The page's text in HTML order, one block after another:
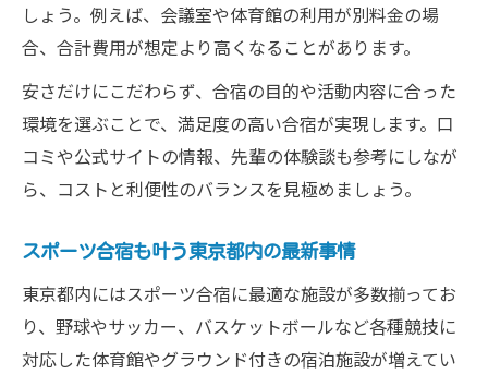
大学生合宿体験談から学ぶ成功の秘訣
東京都内合宿施設を活用した効率的な運営
方法
しょう。例えば、会議室や体育館の利用が別料金の場
合、合計費用が想定より高くなることがあります。
安さだけにこだわらず、合宿の目的や活動内容に合った
環境を選ぶことで、満足度の高い合宿が実現します。口
コミや公式サイトの情報、先輩の体験談も参考にしなが
ら、コストと利便性のバランスを見極めましょう。
スポーツ合宿も叶う東京都内の最新事情
東京都内にはスポーツ合宿に最適な施設が多数揃ってお
り、野球やサッカー、バスケットボールなど各種競技に
対応した体育館やグラウンド付きの宿泊施設が増えてい